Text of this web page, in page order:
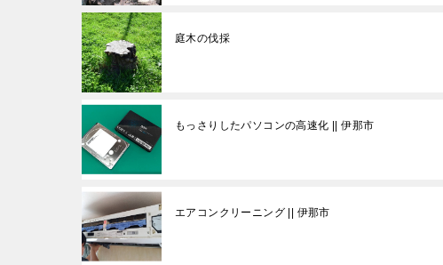
庭木の伐採
もっさりしたパソコンの高速化 || 伊那市
エアコンクリーニング || 伊那市